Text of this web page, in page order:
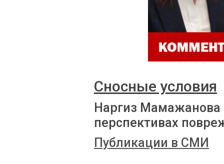
Сносные условия
Наргиз Мамажанова
перспективах
Публикации в СМИ